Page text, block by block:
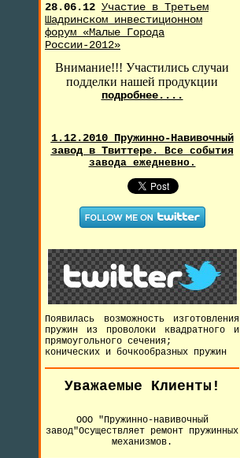
28.06.12 Участие в Третьем
Шадринском инвестиционном
форум «Малые Города
России-2012»
Внимание!!! Участились случаи
подделки нашей продукции
подробнее....
1.12.2010 Пружинно-Навивочный
завод в Твиттере. Все события
завода ежедневно.
Появилась возможность изготовления
пружин из проволоки квадратного и
прямоугольного сечения;
конических и бочкообразных пружин
Уважаемые Клиенты!
ООО "Пружинно-навивочный
завод"Осуществляет ремонт пружинных
механизмов.